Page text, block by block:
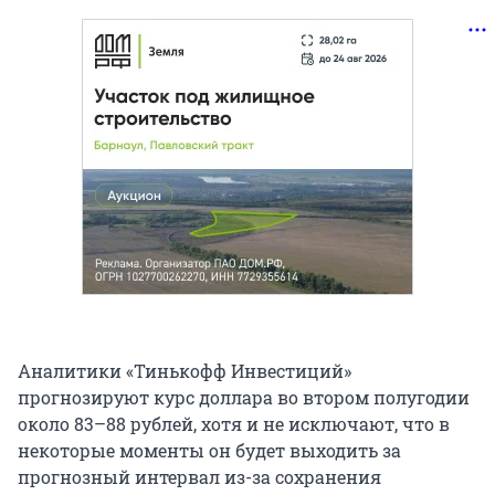
Аналитики «Тинькофф Инвестиций»
прогнозируют курс доллара во втором полугодии
около 83–88 рублей, хотя и не исключают, что в
некоторые моменты он будет выходить за
прогнозный интервал из-за сохранения